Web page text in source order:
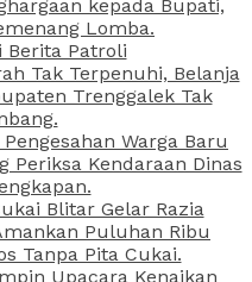
kepada Bupati,
Lomba.
Berita Patroli
Tak Terpenuhi, Belanja
Trenggalek Tak
Warga Baru
Periksa Kendaraan Dinas
Blitar Gelar Razia
Puluhan Ribu
Tanpa Pita Cukai.
Upacara Kenaikan